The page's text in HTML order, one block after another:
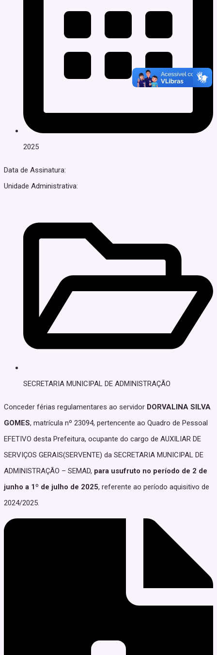
2025
Data de Assinatura:
Unidade Administrativa:
SECRETARIA MUNICIPAL DE ADMINISTRAÇÃO
Conceder férias regulamentares ao servidor DORVALINA SILVA
GOMES, matrícula nº 23094, pertencente ao Quadro de Pessoal
EFETIVO desta Prefeitura, ocupante do cargo de AUXILIAR DE
SERVIÇOS GERAIS(SERVENTE) da SECRETARIA MUNICIPAL DE
ADMINISTRAÇÃO – SEMAD, para usufruto no período de 2 de
junho a 1º de julho de 2025, referente ao período aquisitivo de
2024/2025.